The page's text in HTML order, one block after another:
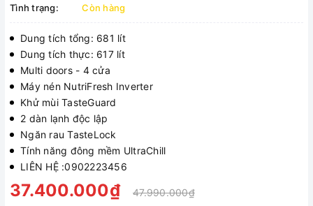
Tình trạng:
Còn hàng
Dung tích tổng: 681 lít
Dung tích thực: 617 lít
Multi doors - 4 cửa
Máy nén NutriFresh Inverter
Khử mùi TasteGuard
2 dàn lạnh độc lập
Ngăn rau TasteLock
Tính năng đông mềm UltraChill
LIÊN HỆ :0902223456
37.400.000₫
47.990.000₫